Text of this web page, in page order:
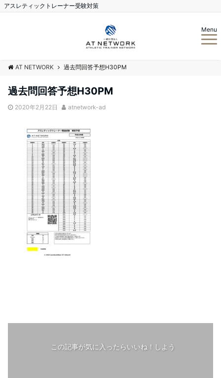
アスレティックトレーナー受験対策
Menu
AT NETWORK 過去問回答予想H30PM
過去問回答予想H30PM
2020年2月22日 atnetwork-ad
この記事が気に入ったらいいね！しよう